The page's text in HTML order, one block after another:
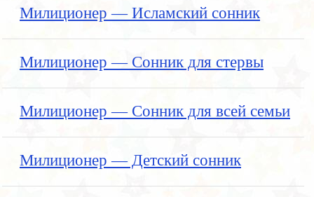
Милиционер — Исламский сонник
Милиционер — Сонник для стервы
Милиционер — Сонник для всей семьи
Милиционер — Детский сонник